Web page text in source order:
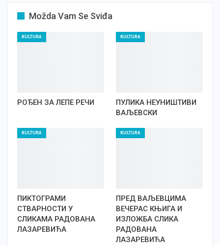
Možda Vam Se Sviđa
KULTURA
РОЂЕН ЗА ЛЕПЕ РЕЧИ
KULTURA
ПУЛИКА НЕУНИШТИВИ
ВАЉЕВСКИ
KULTURA
ПИКТОГРАМИ
СТВАРНОСТИ У
СЛИКАМА РАДОВАНА
ЛАЗАРЕВИЋА
KULTURA
ПРЕД ВАЉЕВЦИМА
ВЕЧЕРАС КЊИГА И
ИЗЛОЖБА СЛИКА
РАДОВАНА
ЛАЗАРЕВИЋА